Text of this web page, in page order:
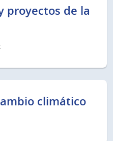
proyectos de la
climático